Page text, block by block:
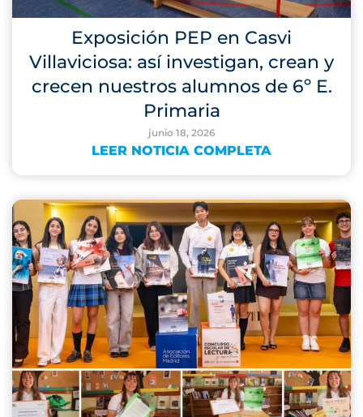
Exposición PEP en Casvi
Villaviciosa: así investigan, crean y
crecen nuestros alumnos de 6º E.
Primaria
junio 18, 2026
LEER NOTICIA COMPLETA